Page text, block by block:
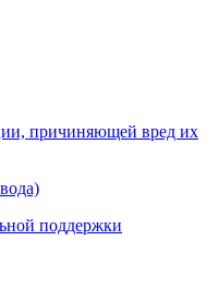
причиняющей вред их
поддержки